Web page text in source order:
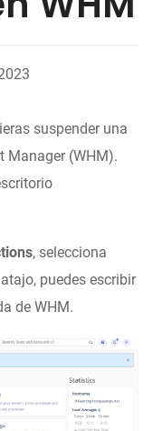
suspender una
Manager (WHM).
, selecciona
puedes escribir
de WHM.